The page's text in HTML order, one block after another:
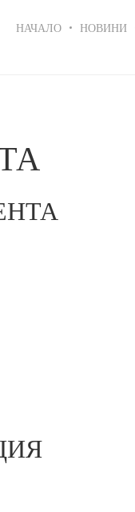
navigation
НАЧАЛО НОВИНИ